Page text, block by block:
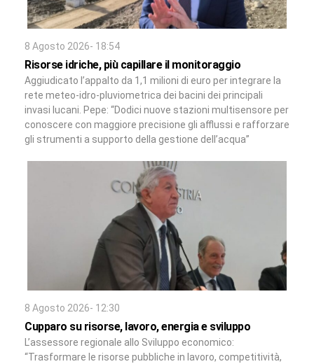
8 Agosto 2026- 18:54
Risorse idriche, più capillare il monitoraggio
Aggiudicato l’appalto da 1,1 milioni di euro per integrare la
rete meteo-idro-pluviometrica dei bacini dei principali
invasi lucani. Pepe: “Dodici nuove stazioni multisensore per
conoscere con maggiore precisione gli afflussi e rafforzare
gli strumenti a supporto della gestione dell’acqua”
8 Agosto 2026- 12:30
Cupparo su risorse, lavoro, energia e sviluppo
L’assessore regionale allo Sviluppo economico:
“Trasformare le risorse pubbliche in lavoro, competitività,